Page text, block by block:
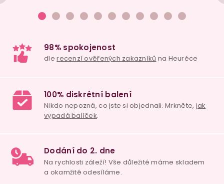
98% spokojenost
100% diskrétní balení
Nikdo nepozná, co jste si objednali. Mrkněte,